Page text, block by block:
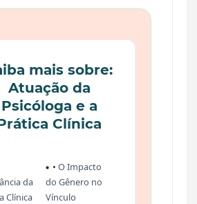
mais sobre:
Atuação da
Psicóloga e a
Clínica
da
Clínica
• O Impacto
do Gênero no
Vínculo